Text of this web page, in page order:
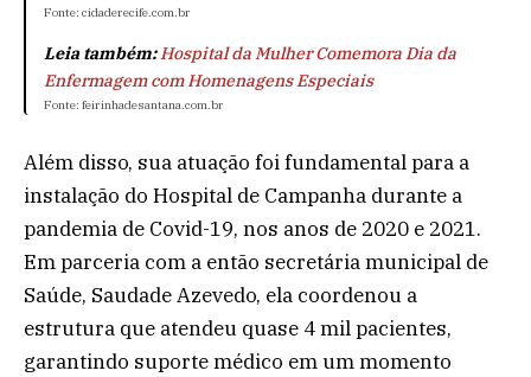
Fonte: cidaderecife.com.br
Leia também:Hospital da Mulher Comemora Dia da
Enfermagem com Homenagens Especiais
Fonte: feirinhadesantana.com.br
Além disso, sua atuação foi fundamental para a
instalação do Hospital de Campanha durante a
pandemia de Covid-19, nos anos de 2020 e 2021.
Em parceria com a então secretária municipal de
Saúde, Saudade Azevedo, ela coordenou a
estrutura que atendeu quase 4 mil pacientes,
garantindo suporte médico em um momento